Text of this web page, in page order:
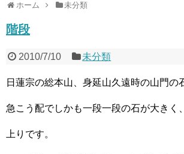
ホーム 未分類
階段
2010/7/10 未分類
日蓮宗の総本山、身延山久遠時の山門の
急こう配でしかも一段一段の石が大きく
上りです。